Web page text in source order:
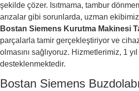
şekilde çözer. Isıtmama, tambur
arızalar gibi sorunlarda, uzman
Bostan Siemens Kurutma Makinesi
parçalarla tamir gerçekleştiriyor ve
olmasını sağlıyoruz. Hizmetlerimiz, 1
desteklenmektedir.
Bostan Siemens